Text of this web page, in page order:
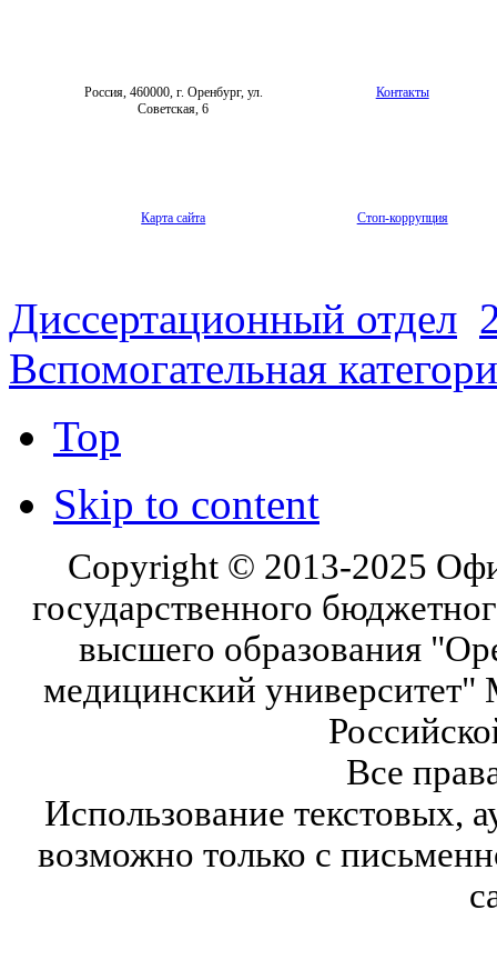
Россия, 460000, г. Оренбург, ул.
Советская, 6
Контакты
Карта сайта Стоп-коррупция
Диссертационный отдел
Вспомогательная
Top
Skip to content
Copyright © 2013-2025
государственного
высшего образования
медицинский университет"
Все
Использование текстовых,
возможно только с